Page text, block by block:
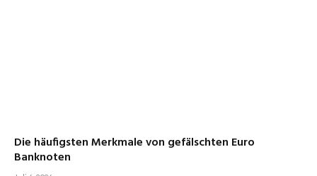
Die häufigsten Merkmale von gefälschten Euro
Banknoten